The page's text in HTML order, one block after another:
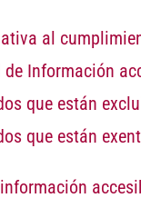
al
Información
que están
que están